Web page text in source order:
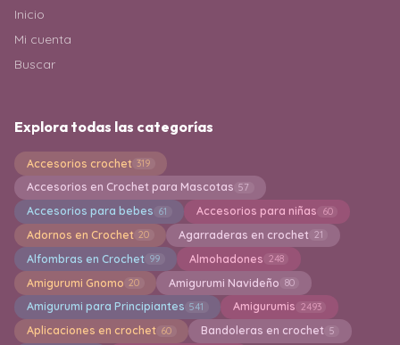
Inicio
Mi cuenta
Buscar
Explora todas las categorías
Accesorios crochet 319
Accesorios en Crochet para Mascotas 57
Accesorios para bebes 61 Accesorios para niñas 60
Adornos en Crochet 20 Agarraderas en crochet 21
Alfombras en Crochet 99 Almohadones 248
Amigurumi Gnomo 20 Amigurumi Navideño 80
Amigurumi para Principiantes 541 Amigurumis 2493
Aplicaciones en crochet 60 Bandoleras en crochet 5